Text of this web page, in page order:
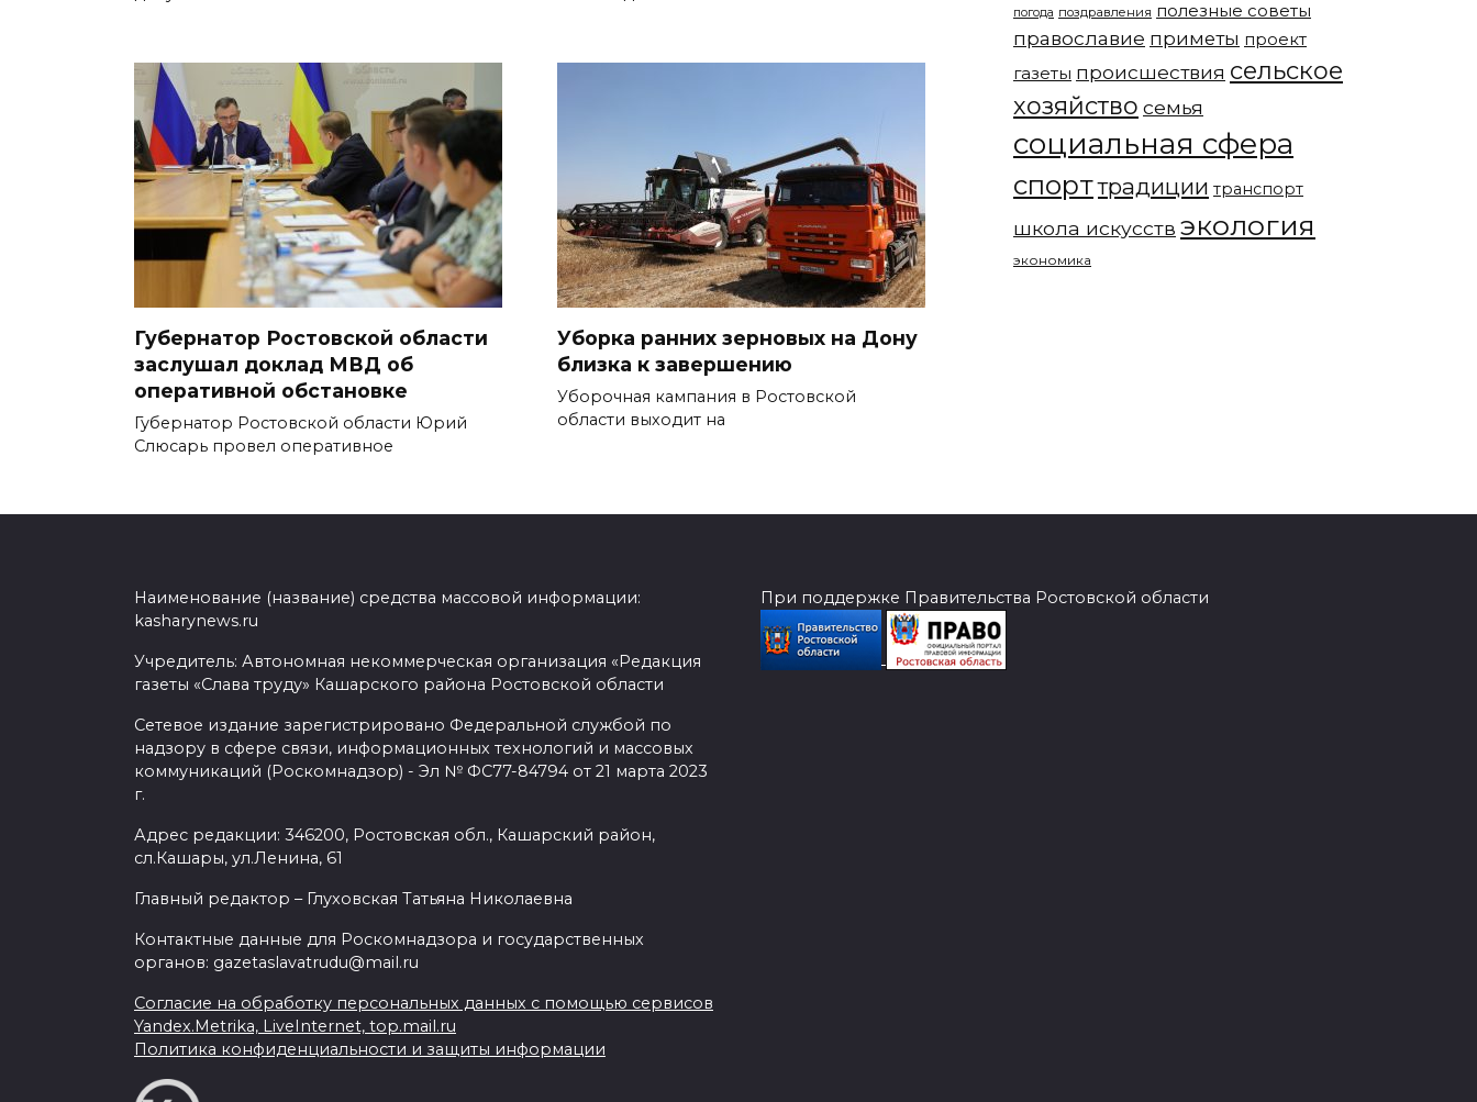
Губернатор Ростовской области
заслушал доклад МВД об
оперативной обстановке
Губернатор Ростовской области Юрий
Слюсарь провел оперативное
Уборка ранних зерновых на Дону
близка к завершению
Уборочная кампания в Ростовской
области выходит на
погода поздравления полезные советы
православие приметы проект
газеты происшествия сельское
хозяйство семья
социальная сфера
спорттрадиции транспорт
школа искусств экология
экономика
Наименование (название) средства массовой информации:
kasharynews.ru
Учредитель: Автономная некоммерческая организация «Редакция
газеты «Слава труду» Кашарского района Ростовской области
Сетевое издание зарегистрировано Федеральной службой по
надзору в сфере связи, информационных технологий и массовых
коммуникаций (Роскомнадзор) - Эл № ФС77-84794 от 21 марта 2023
г.
Адрес редакции: 346200, Ростовская обл., Кашарский район,
сл.Кашары, ул.Ленина, 61
Главный редактор – Глуховская Татьяна Николаевна
Контактные данные для Роскомнадзора и государственных
органов: gazetaslavatrudu@mail.ru
Согласие на обработку персональных данных с помощью сервисов
Yandex.Metrika, LiveInternet, top.mail.ru
Политика конфиденциальности и защиты информации
При поддержке Правительства Ростовской области